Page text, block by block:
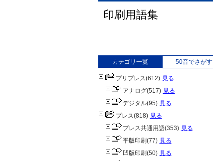
印刷用語集
カテゴリ一覧 50音でさがす
プリプレス(612) 見る
アナログ(517) 見る
デジタル(95) 見る
プレス(818) 見る
プレス共通用語(353) 見る
平版印刷(77) 見る
凹版印刷(50) 見る